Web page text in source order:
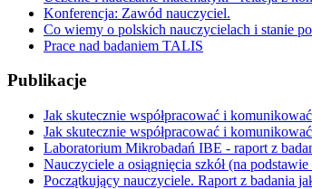
Konferencja: Zawód nauczyciel.
Co wiemy o polskich nauczycielach i stanie
Prace nad badaniem TALIS
Publikacje
Jak skutecznie współpracować i
Jak skutecznie współpracować i
Laboratorium Mikrobadań IBE - raport z
Nauczyciele a osiągnięcia szkół (na
Początkujący nauczyciele. Raport z badania